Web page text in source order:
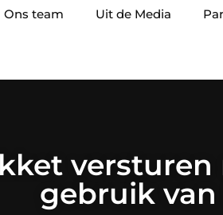
Ons team Uit de Media
gebruik